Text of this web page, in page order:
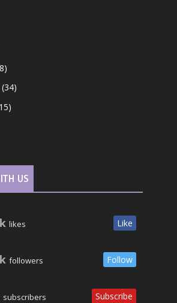
(34)
US
likes Like
followers Follow
subscribers Subscribe